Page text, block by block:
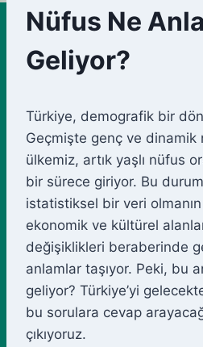
Nüfus Ne
Geliyor?
Türkiye, demografik bir
Geçmişte genç ve dinamik
ülkemiz, artık yaşlı nüfus
bir sürece giriyor. Bu
istatistiksel bir veri
ekonomik ve kültürel
değişiklikleri beraberinde
anlamlar taşıyor. Peki, bu
geliyor? Türkiye’yi
bu sorulara cevap
çıkıyoruz.